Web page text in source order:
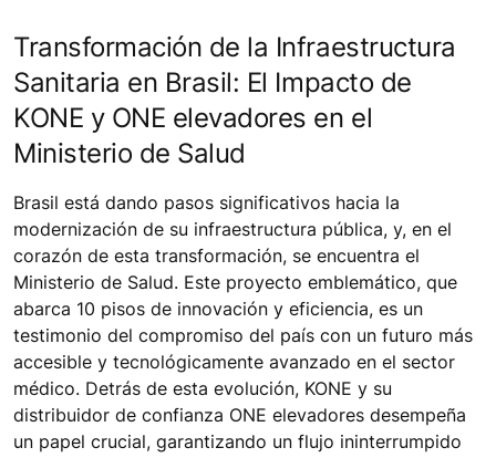
Transformación de la Infraestructura
Sanitaria en Brasil: El Impacto de
KONE y ONE elevadores en el
Ministerio de Salud
Brasil está dando pasos significativos hacia la
modernización de su infraestructura pública, y, en el
corazón de esta transformación, se encuentra el
Ministerio de Salud. Este proyecto emblemático, que
abarca 10 pisos de innovación y eficiencia, es un
testimonio del compromiso del país con un futuro más
accesible y tecnológicamente avanzado en el sector
médico. Detrás de esta evolución, KONE y su
distribuidor de confianza ONE elevadores desempeña
un papel crucial, garantizando un flujo ininterrumpido